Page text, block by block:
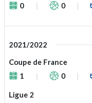
0
0
2021/2022
Coupe de France
1
0
Ligue 2